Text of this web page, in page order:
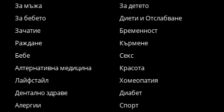
За мъжа
За детето
За бебето
Диети и Отслабване
Зачатие
Бременност
Раждане
Кърмене
Бебе
Секс
Алтернативна медицина
Красота
Лайфстайл
Хомеопатия
Дентално здраве
Диабет
Алергии
Спорт